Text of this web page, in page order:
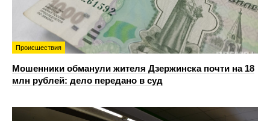
Происшествия
Мошенники обманули жителя Дзержинска почти на 18
млн рублей: дело передано в суд